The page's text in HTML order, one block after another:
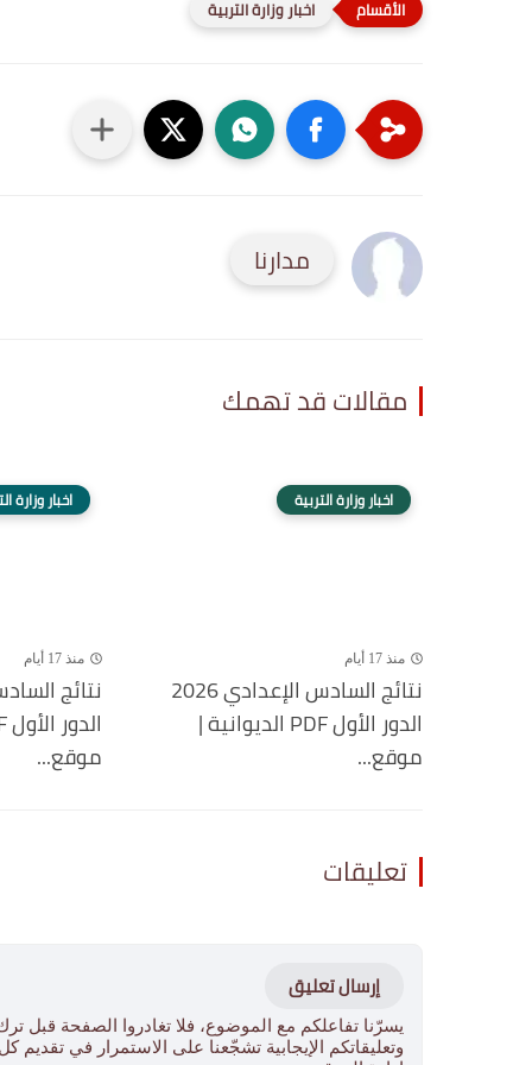
اخبار وزارة التربية
مدارنا
مقالات قد تهمك
اخبار وزارة التربية
منذ 17 أيام
نتائج السادس الإعدادي 2026
الدور الأول PDF الديوانية |
موقع...
اخبار وزارة
منذ 17 أيام
موقع...
تعليقات
إرسال تعليق
يسرّنا تفاعلكم مع الموضوع، فلا تغادروا الصفحة قبل
وتعليقاتكم الإيجابية تشجّعنا على الاستمرار في